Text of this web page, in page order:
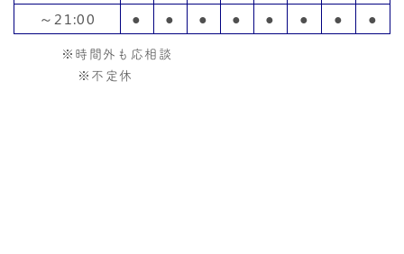
～21:00
● ● ● ● ● ● ● ●
※時間外も応相談
※不定休